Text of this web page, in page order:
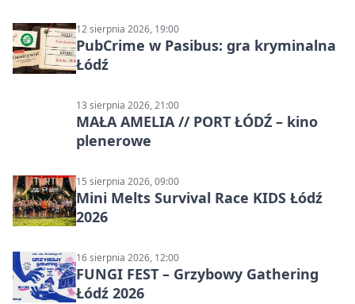
12 sierpnia 2026, 19:00
PubCrime w Pasibus: gra kryminalna
Łódź
13 sierpnia 2026, 21:00
MAŁA AMELIA // PORT ŁÓDŹ – kino
plenerowe
15 sierpnia 2026, 09:00
Mini Melts Survival Race KIDS Łódź
2026
16 sierpnia 2026, 12:00
FUNGI FEST – Grzybowy Gathering
Łódź 2026